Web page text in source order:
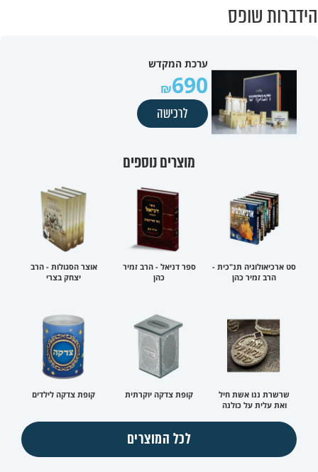
הידברות שופס
ערכת המקדש
690
לרכישה
מוצרים נוספים
סט ארכיאולוגיה תנ"כית -
הרב זמיר כהן
ספר דניאל - הרב זמיר
כהן
אוצר הסגולות - הרב
יצחק בצרי
שרשרת ננו אשת חיל
ואת עלית על כולנה
קופת צדקה יוקרתית קופת צדקה לילדים
לכל המוצרים